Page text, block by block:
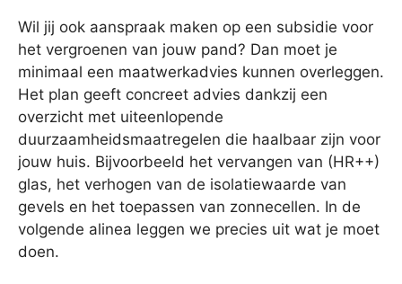
Wil jij ook aanspraak maken op een subsidie voor
het vergroenen van jouw pand? Dan moet je
minimaal een maatwerkadvies kunnen overleggen.
Het plan geeft concreet advies dankzij een
overzicht met uiteenlopende
duurzaamheidsmaatregelen die haalbaar zijn voor
jouw huis. Bijvoorbeeld het vervangen van (HR++)
glas, het verhogen van de isolatiewaarde van
gevels en het toepassen van zonnecellen. In de
volgende alinea leggen we precies uit wat je moet
doen.